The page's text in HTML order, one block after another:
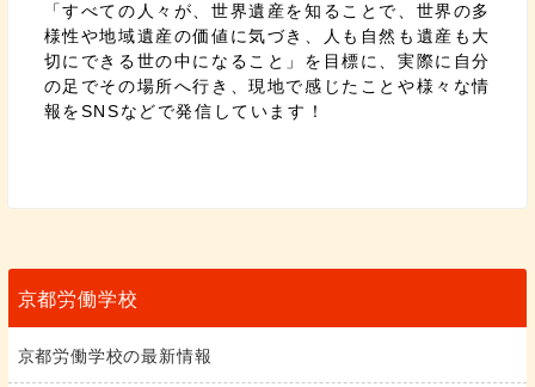
「すべての人々が、世界遺産を知ることで、世界の多
様性や地域遺産の価値に気づき、人も自然も遺産も大
切にできる世の中になること」を目標に、実際に自分
の足でその場所へ行き、現地で感じたことや様々な情
報をSNSなどで発信しています！
京都労働学校
京都労働学校の最新情報